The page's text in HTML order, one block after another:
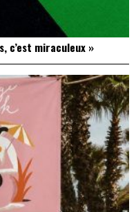
c’est miraculeux »